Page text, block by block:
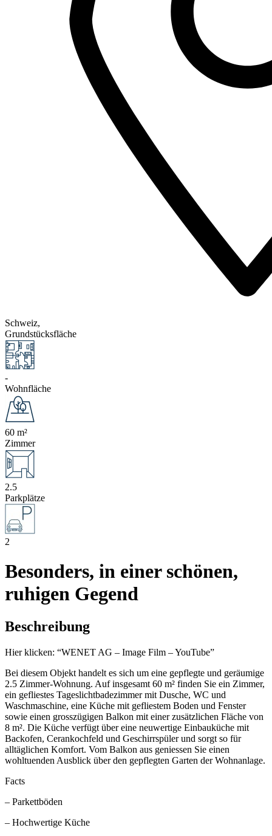
Schweiz,
Grundstücksfläche
-
Wohnfläche
60 m²
Zimmer
2.5
Parkplätze
2
Besonders, in einer schönen,
ruhigen Gegend
Beschreibung
Hier klicken: “WENET AG – Image Film – YouTube”
Bei diesem Objekt handelt es sich um eine gepflegte und geräumige
2.5 Zimmer-Wohnung. Auf insgesamt 60 m² finden Sie ein Zimmer,
ein gefliestes Tageslichtbadezimmer mit Dusche, WC und
Waschmaschine, eine Küche mit gefliestem Boden und Fenster
sowie einen grosszügigen Balkon mit einer zusätzlichen Fläche von
8 m². Die Küche verfügt über eine neuwertige Einbauküche mit
Backofen, Cerankochfeld und Geschirrspüler und sorgt so für
alltäglichen Komfort. Vom Balkon aus geniessen Sie einen
wohltuenden Ausblick über den gepflegten Garten der Wohnanlage.
Facts
– Parkettböden
– Hochwertige Küche